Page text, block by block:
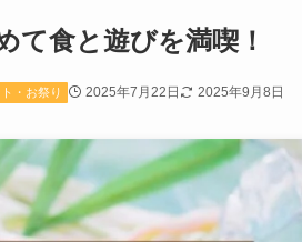
て食と遊びを満喫！
・お祭り 2025年7月22日 2025年9月8日